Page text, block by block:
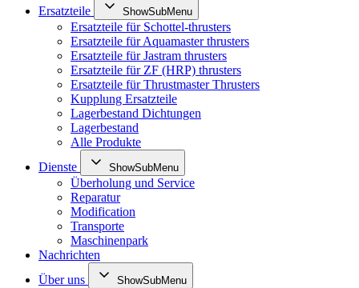
Ersatzteile
ShowSubMenu
Ersatzteile für Schottel-thrusters
Ersatzteile für Aquamaster thrusters
Ersatzteile für Jastram thrusters
Ersatzteile für ZF (HRP) thrusters
Ersatzteile für Thrustmaster Thrusters
Kupplung Ersatzteile
Lagerbestand Dichtungen
Lagerbestand
Alle Produkte
Dienste
ShowSubMenu
Überholung und Service
Reparatur
Modification
Transporte
Maschinenpark
Nachrichten
Über uns
ShowSubMenu